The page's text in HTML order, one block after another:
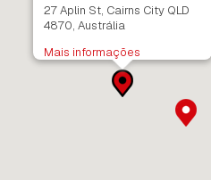
27 Aplin St, Cairns City QLD
4870, Austrália
Mais informações